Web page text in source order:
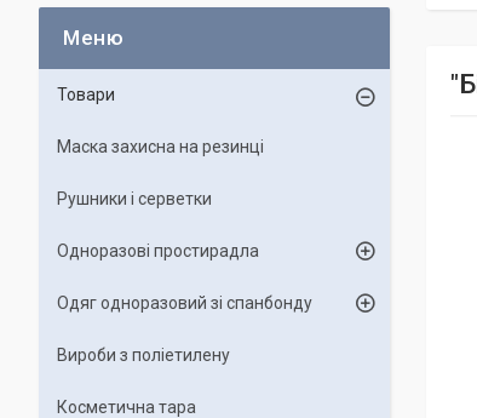
Товари
Маска захисна на резинці
Рушники і серветки
Одноразові простирадла
Одяг одноразовий зі спанбонду
Вироби з поліетилену
Косметична тара